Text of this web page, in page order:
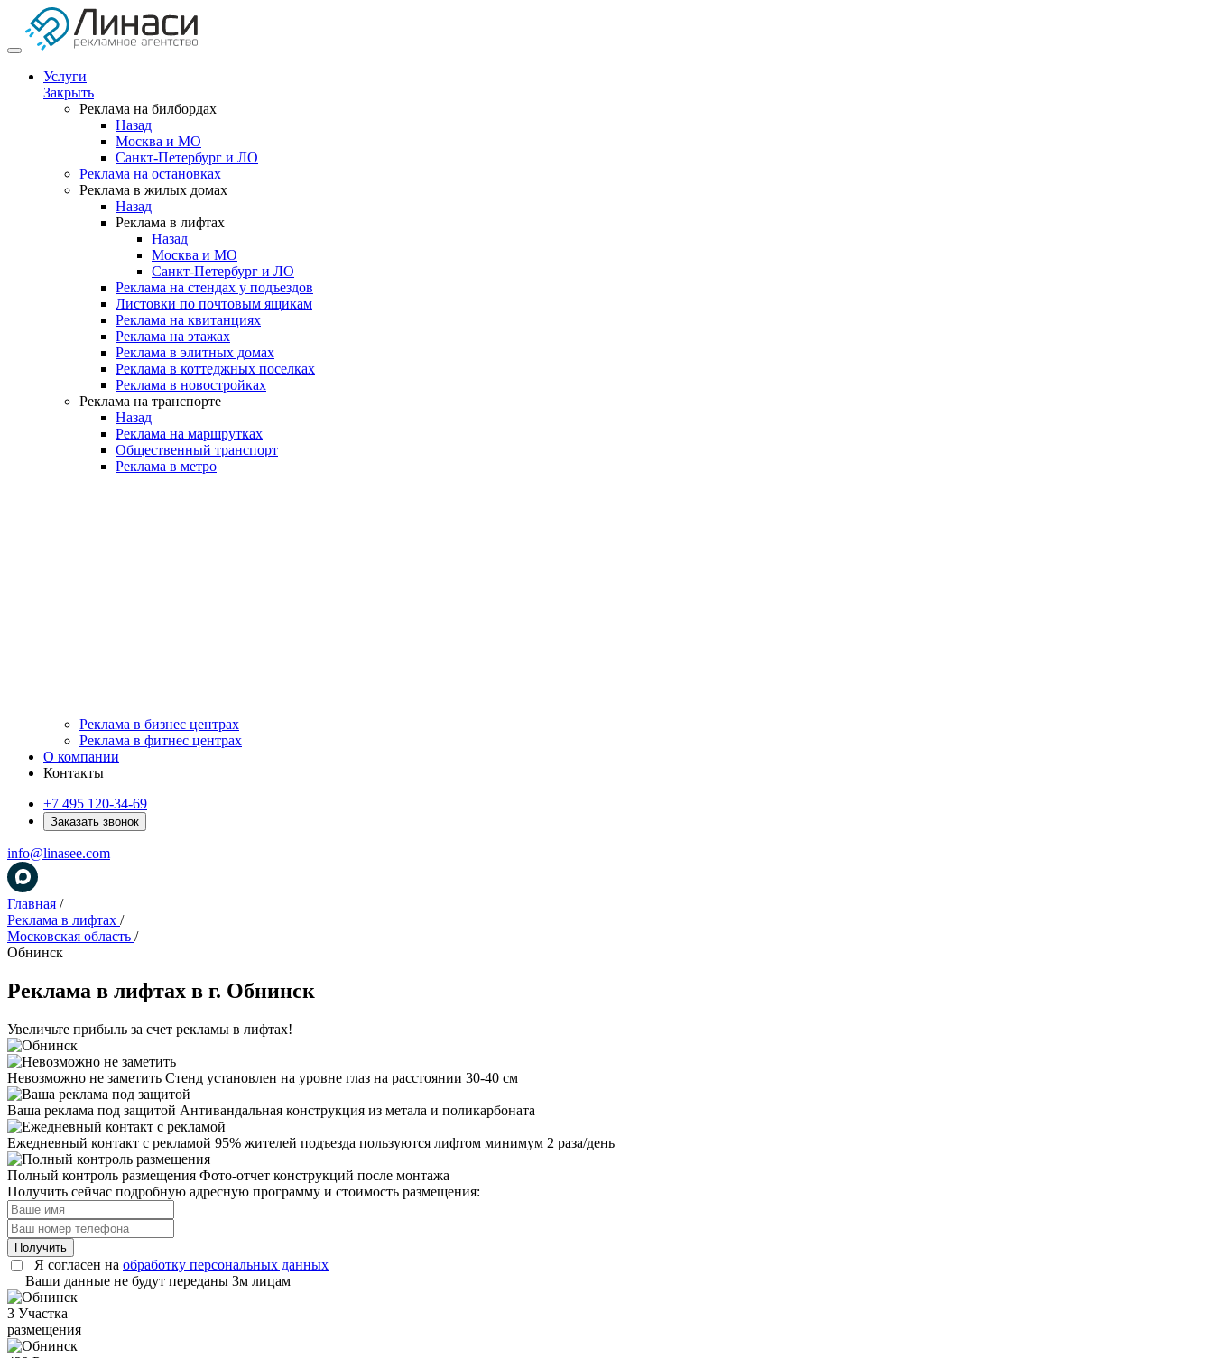
Услуги
Закрыть
Реклама на билбордах
Назад
Москва и МО
Санкт-Петербург и ЛО
Реклама на остановках
Реклама в жилых домах
Назад
Реклама в лифтах
Назад
Москва и МО
Санкт-Петербург и ЛО
Реклама на стендах у подъездов
Листовки по почтовым ящикам
Реклама на квитанциях
Реклама на этажах
Реклама в элитных домах
Реклама в коттеджных поселках
Реклама в новостройках
Реклама на транспорте
Назад
Реклама на маршрутках
Общественный транспорт
Реклама в метро
Реклама в бизнес центрах
Реклама в фитнес центрах
О компании
Контакты
+7 495 120-34-69
Заказать звонок
info@linasee.com
Главная /
Реклама в лифтах /
Московская область /
Обнинск
Реклама в лифтах в г. Обнинск
Увеличьте прибыль за счет рекламы в лифтах!
Невозможно не заметить Стенд установлен на уровне глаз на расстоянии 30-40 см
Ваша реклама под защитой Антивандальная конструкция из метала и поликарбоната
Ежедневный контакт с рекламой 95% жителей подъезда пользуются лифтом минимум 2 раза/день
Полный контроль размещения Фото-отчет конструкций после монтажа
Получить сейчас подробную адресную программу и стоимость размещения:
Получить
Я согласен на обработку персональных данных
Ваши данные не будут переданы 3м лицам
3 Участка
размещения